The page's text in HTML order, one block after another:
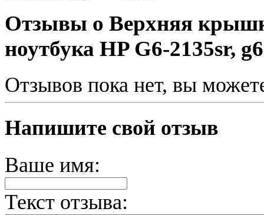
Отзывы о Верхняя
ноутбука HP G6-2135sr,
Отзывов пока нет, вы
Напишите свой отзыв
Ваше имя:
Текст отзыва: